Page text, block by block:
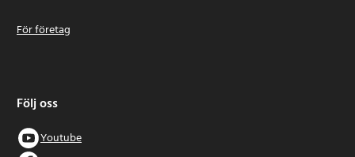
För företag
Följ oss
Youtube